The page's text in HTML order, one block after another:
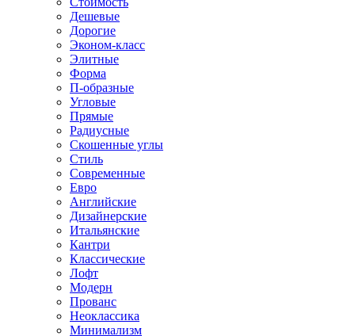
Дешевые
Дорогие
Эконом-класс
Элитные
Форма
П-образные
Угловые
Прямые
Радиусные
Скошенные углы
Стиль
Современные
Евро
Английские
Дизайнерские
Итальянские
Кантри
Классические
Лофт
Модерн
Прованс
Неоклассика
Минимализм